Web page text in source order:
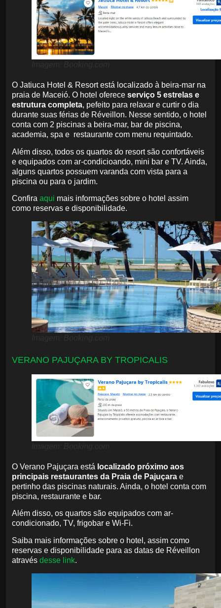
O Jatiuca Hotel & Resort está localizado à beira-mar na
praia de Maceió. O hotel oferece serviço 5 estrelas e
estrutura completa, pefeito para relaxar e curtir o dia
durante suas férias de Réveillon. Nesse sentido, o hotel
conta com 2 piscinas a beira-mar, bar de piscina,
academia, spa e restaurante com menu requintado.
Além disso, todos os quartos do resort são confortáveis
e equipados com ar-condicioando, mini bar e TV. Ainda,
alguns quartos possuem varanda com vista para a
piscina ou para o jardim.
Confira aqui mais informações sobre o hotel assim
como reservas e disponibilidade.
VERANO PAJUÇARA BY TROPICALIS
O Verano Pajuçara está localizado próximo aos
principais restaurantes da Praia de Pajuçara e
pertinho das piscinas naturais. Ainda, o hotel conta com
piscina, restaurante e bar.
Além disso, os quartos são equipados com ar-
condicionado, TV, frigobar e Wi-Fi.
Saiba mais informações sobre o hotel, assim como
reservas e disponibilidade para as datas de Réveillon
através desse link.